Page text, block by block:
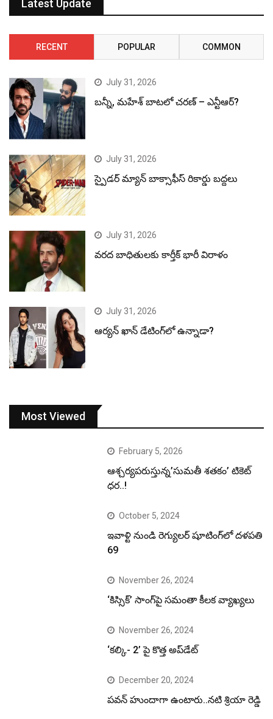
Latest Update
RECENT POPULAR COMMON
July 31, 2026
బన్నీ, మహేశ్ బాటలో చరణ్ – ఎన్టీఆర్?
July 31, 2026
స్పైడర్ మ్యాన్ బాక్సాఫీస్ రికార్డు బద్దలు
July 31, 2026
వరద బాధితులకు కార్తీక్ భారీ విరాళం
July 31, 2026
ఆర్యన్ ఖాన్ డేటింగ్‌లో ఉన్నాడా?
Most Viewed
February 5, 2026
ఆశ్చర్యపరుస్తున్న’సుమతీ శతకం’ టికెట్
ధర..!
October 5, 2024
ఇవాళ్టి నుండి రెగ్యులర్ షూటింగ్‌లో దళపతి
69
November 26, 2024
‘కిస్సిక్’ సాంగ్‌పై సమంతా కీలక వ్యాఖ్యలు
November 26, 2024
‘కల్కి- 2’ పై కొత్త అప్‌డేట్
December 20, 2024
పవన్ హుందాగా ఉంటారు..నటి శ్రియా రెడ్డి